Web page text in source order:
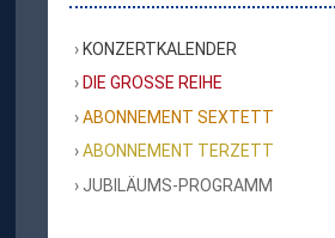
KONZERTKALENDER
DIE GROSSE REIHE
ABONNEMENT SEXTETT
ABONNEMENT TERZETT
JUBILÄUMS-PROGRAMM